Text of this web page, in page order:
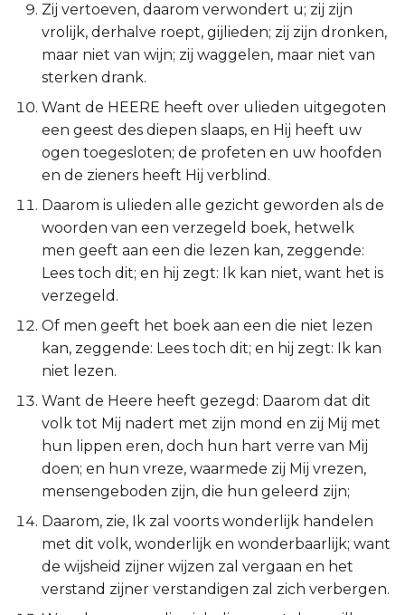
2 Petrus
1 Johannes
2 Johannes
3 Johannes
Judas
Openbaring
Zij vertoeven, daarom verwondert u; zij zijn
vrolijk, derhalve roept, gijlieden; zij zijn dronken,
maar niet van wijn; zij waggelen, maar niet van
sterken drank.
Want de HEERE heeft over ulieden uitgegoten
een geest des diepen slaaps, en Hij heeft uw
ogen toegesloten; de profeten en uw hoofden
en de zieners heeft Hij verblind.
Daarom is ulieden alle gezicht geworden als de
woorden van een verzegeld boek, hetwelk
men geeft aan een die lezen kan, zeggende:
Lees toch dit; en hij zegt: Ik kan niet, want het is
verzegeld.
Of men geeft het boek aan een die niet lezen
kan, zeggende: Lees toch dit; en hij zegt: Ik kan
niet lezen.
Want de Heere heeft gezegd: Daarom dat dit
volk tot Mij nadert met zijn mond en zij Mij met
hun lippen eren, doch hun hart verre van Mij
doen; en hun vreze, waarmede zij Mij vrezen,
mensengeboden zijn, die hun geleerd zijn;
Daarom, zie, Ik zal voorts wonderlijk handelen
met dit volk, wonderlijk en wonderbaarlijk; want
de wijsheid zijner wijzen zal vergaan en het
verstand zijner verstandigen zal zich verbergen.